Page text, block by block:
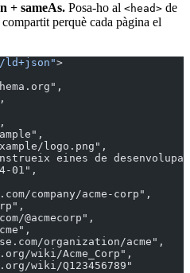
+ sameAs. Posa-ho al <head> de
perquè cada pàgina el
ld+json">
logo.png",
eines de
01",
company/acme-corp",
@acmecorp",
organization/acme",
wiki/Acme_Corp",
wiki/Q123456789"